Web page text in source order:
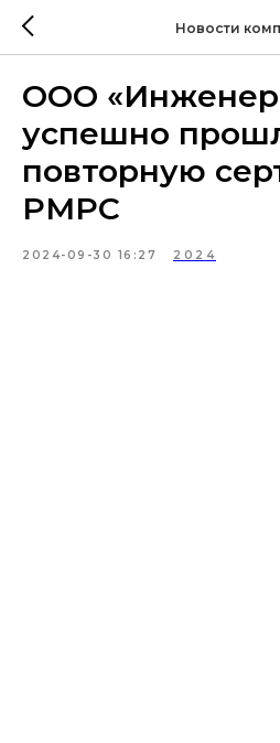
Новости
ООО
успешно
повторную
РМРС
2024-09-30 16:27 2024